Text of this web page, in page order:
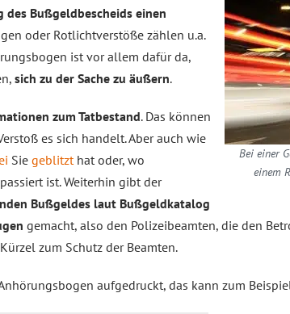
Bei einer
einem
Bußgeldbescheids einen
oder Rotlichtverstöße zählen u.a.
ist vor allem dafür da,
sich zu der Sache zu äußern.
zum Tatbestand. Das können
es sich handelt. Aber auch wie
Sie geblitzthat oder, wo
ist. Weiterhin gibt der
Bußgeldes laut Bußgeldkatalog
gemacht, also den Polizeibeamten, die den
zum Schutz der Beamten.
aufgedruckt, das kann zum